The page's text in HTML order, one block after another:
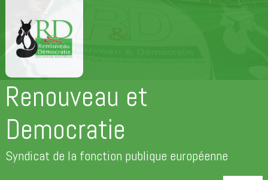
contenu
principal
Renouveau et
Democratie
Syndicat de la fonction publique européenne